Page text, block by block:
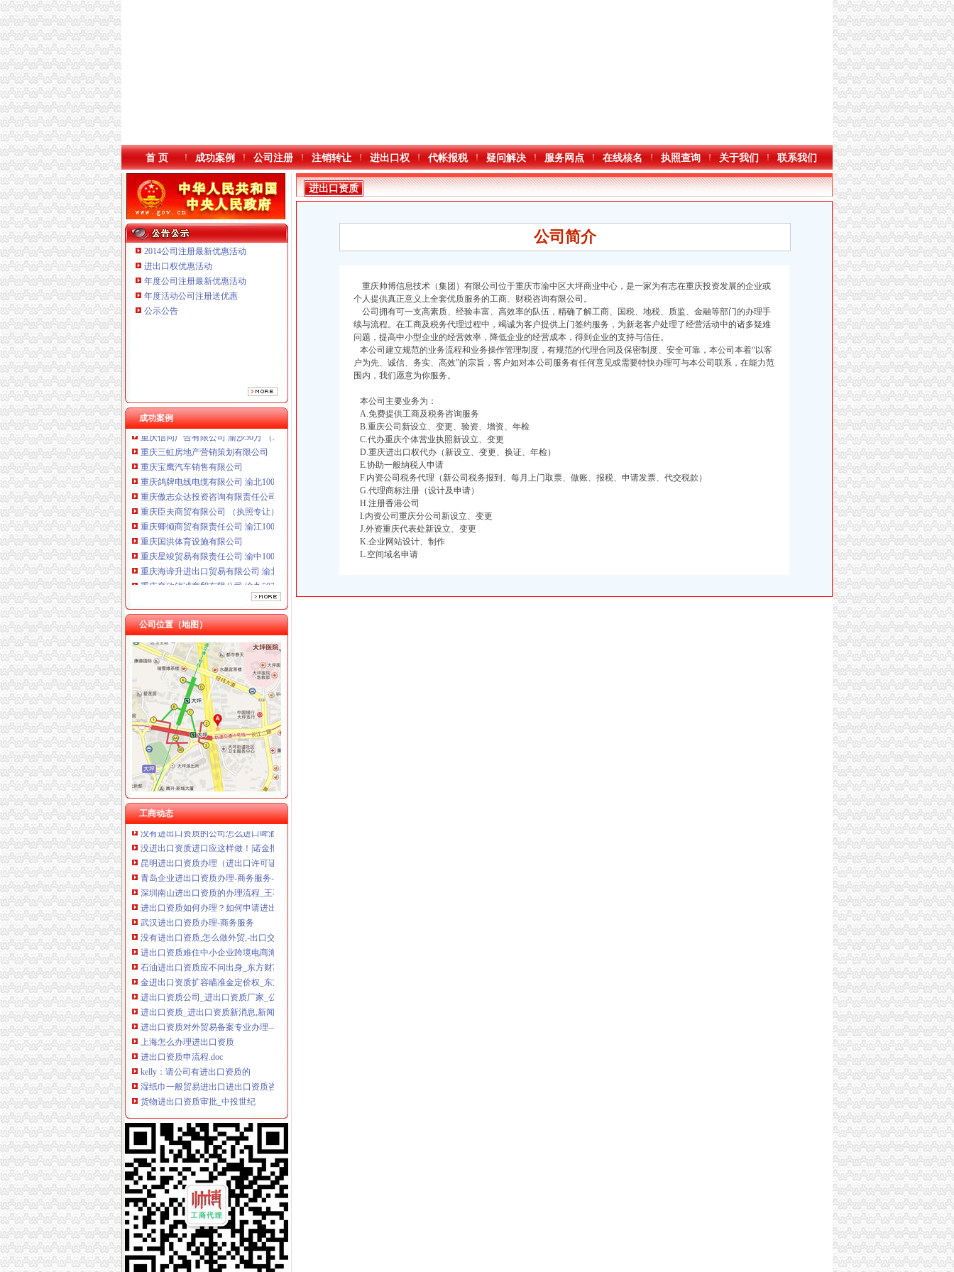
本站导航
首 页 成功案例 公司注册 注销转让 进出口权 代帐报税 疑问解决 服务网点 在线核名 执照查询 关于我们 联系我们
2014公司注册最新优惠活动
进出口权优惠活动
年度公司注册最新优惠活动
年度活动公司注册送优惠
公示公告
成功案例
重庆傲志众达投资咨询有限责任公司 渝九1000万 （增资）
重庆海谛升进出口贸易有限公司 渝北100万 （进出口权）
重庆奕欣锦诚商贸有限公司 渝九50万 （工商注册）
重庆信同广告有限公司 渝沙50万 （工商注册）
重庆三虹房地产营销策划有限公司
重庆宝鹰汽车销售有限公司
重庆鸽牌电线电缆有限公司 渝北10010万 (进出口权)
重庆傲志众达投资咨询有限责任公司 渝九1000万 （增资）
重庆臣夫商贸有限公司 （执照专让）
重庆卿倾商贸有限责任公司 渝江100万 （工商注册）
重庆国洪体育设施有限公司
重庆星竣贸易有限责任公司 渝中100万 （进出口权）
重庆海谛升进出口贸易有限公司 渝北100万 （进出口权）
重庆奕欣锦诚商贸有限公司 渝九50万 （工商注册）
重庆信同广告有限公司 渝沙50万 （工商注册）
重庆三虹房地产营销策划有限公司
重庆宝鹰汽车销售有限公司
公司位置（地图）
工商动态
进出口资质
进出口资质如何办理需要什么材料安全吗_怎当信息
没有两用物项和技术进出口资质如何进出口相关产品咨询_两用物项出
企业办理进出口资质_重庆市公开信箱
供应东莞进出口资质（图）-供应信息-环球经贸网
昆山进出口资质
云南昆明进出口资质许可证（进出口资质办理）专业办理-昆明58同城
进出口资质审批办理流程是什么样的呢-久久信息网
没有进出口资质的公司怎么进口啤酒等食品呢
没进出口资质进口应这样做！|诺金报关公司-11年经验深圳报关行
昆明进出口资质办理（进出口许可证、进出口权）-昆明58同城
青岛企业进出口资质办理-商务服务-滨州媒网
深圳南山进出口资质的办理流程_王不二_新浪博客
进出口资质如何办理？如何申请进出口权？_搜狐财经_搜狐网
武汉进出口资质办理-商务服务
没有进出口资质,怎么做外贸,-出口交流-福步外贸论坛（FOB
进出口资质难住中小企业跨境电商海运空运仍是选_网易数码
石油进出口资质应不问出身_东方财富网
金进出口资质扩容瞄准金定价权_东方财富网
进出口资质公司_进出口资质厂家_公司页-阿里巴巴
进出口资质_进出口资质新消息,新闻,图片,_聚合阅读_新浪网
进出口资质对外贸易备案专业办理—丰台—刘家窑—快点8分类信息网
上海怎么办理进出口资质
进出口资质申流程.doc
kelly：请公司有进出口资质的
湿纸巾一般贸易进出口进出口资质咨询热线_云同盟
货物进出口资质审批_中投世纪
芒果干一般贸易进出口进出口资质_需要提供的单证文件证件_云同盟
进出口资质难住中小企业跨境电商海运空运仍是选-新闻频道-和讯网
北京地区进出口资质审批具备条件-北京便民网
进出口资质难住中小企业跨境电商海运空运仍是选_网易手机
跨境电商：“海淘”却无进出口资质|海淘|矿井电商|进出口资质_
没有进出口资质的企业如何进口鱼制品？【今日推荐网-上海物流运输】
燃料油进出口资质-金投原油网-金投网
金进出口资质扩容瞄准金定价权-新华网
进出口资质-阿里巴巴行业问答
提供全套进出口资质,一次电力设备,承包电力工程,人和网
金进出口资质扩容瞄准金定价权|银行|美元指数|山东金_新浪财
无出口资质,如何出口？-你问我答-中国物流人论坛锦程物流网BBS
进出口资质
公司简介
重庆帅博信息技术（集团）有限公司 位于重庆市渝中区大坪商业中心，是一家为有志在重庆投资发展的企业或
个人提供真正意义上全套优质服务的工商、财税咨询有限公司。
公司拥有可一支高素质、经验丰富、高效率的队伍，精确了解工商、国税、地税、质监、金融等部门的办理手
续与流程。在工商及税务代理过程中，竭诚为客户提供上门签约服务，为新老客户处理了经营活动中的诸多疑难
问题，提高中小型企业的经营效率，降低企业的经营成本，得到企业的支持与信任。
本公司建立规范的业务流程和业务操作管理制度，有规范的代理合同及保密制度、安全可靠，本公司本着“以客
户为先、诚信、务实、高效”的宗旨，客户如对本公司服务有任何意见或需要特快办理可与本公司联系，在能力范
围内，我们愿意为你服务。
本公司主要业务为：
A.免费提供工商及税务咨询服务
B.重庆公司新设立、变更、验资、增资、年检
C.代办重庆个体营业执照新设立、变更
D.重庆进出口权代办（新设立、变更、换证、年检）
E.协助一般纳税人申请
F.内资公司税务代理（新公司税务报到、每月上门取票、做账、报税、申请发票、代交税款）
G.代理商标注册（设计及申请）
H.注册香港公司
I.内资公司重庆分公司新设立、变更
J.外资重庆代表处新设立、变更
K.企业网站设计、制作
L.空间域名申请